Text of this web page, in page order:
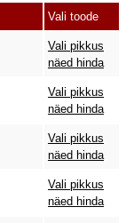
Vali toode
Vali pikkus
näed hinda
Vali pikkus
näed hinda
Vali pikkus
näed hinda
Vali pikkus
näed hinda